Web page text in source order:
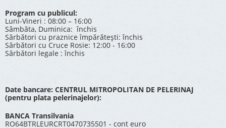
Program cu publicul:
Luni-Vineri : 08:00 – 16:00
Sâmbăta, Duminica: închis
Sărbători cu praznice împărătești: închis
Sărbători cu Cruce Rosie: 12:00 - 16:00
Sărbători legale : închis
Date bancare: CENTRUL MITROPOLITAN DE PELERINAJ
(pentru plata pelerinajelor):
BANCA Transilvania
RO64BTRLEURCRT0470735501 - cont euro